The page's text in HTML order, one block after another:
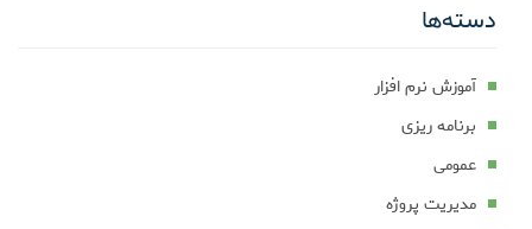
دسته‌ها
آموزش نرم افزار
برنامه ریزی
عمومی
مدیریت پروژه